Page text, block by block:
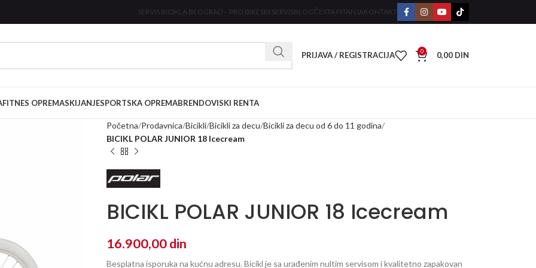
SERVIS BICIKLA BEOGRAD – PRO BIKE SKI SERVISBLOGČESTA PITANJAKONTAKT
PRIJAVA / REGISTRACIJA 0 0,00 DIN
FITNES OPREMASKIJANJESPORTSKA OPREMABRENDOVISKI RENTA
Početna Prodavnica Bicikli Bicikli za decu Bicikli za decu od 6 do 11 godina
BICIKL POLAR JUNIOR 18 Icecream
BICIKL POLAR JUNIOR 18 Icecream
16.900,00din
Besplatna isporuka na kućnu adresu. Bicikl je sa urađenim nultim servisom i kvalitetno zapakovan